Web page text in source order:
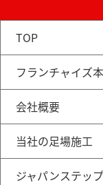
TOP
フランチャイズ
会社概要
当社の足場施工
ジャパンステッ